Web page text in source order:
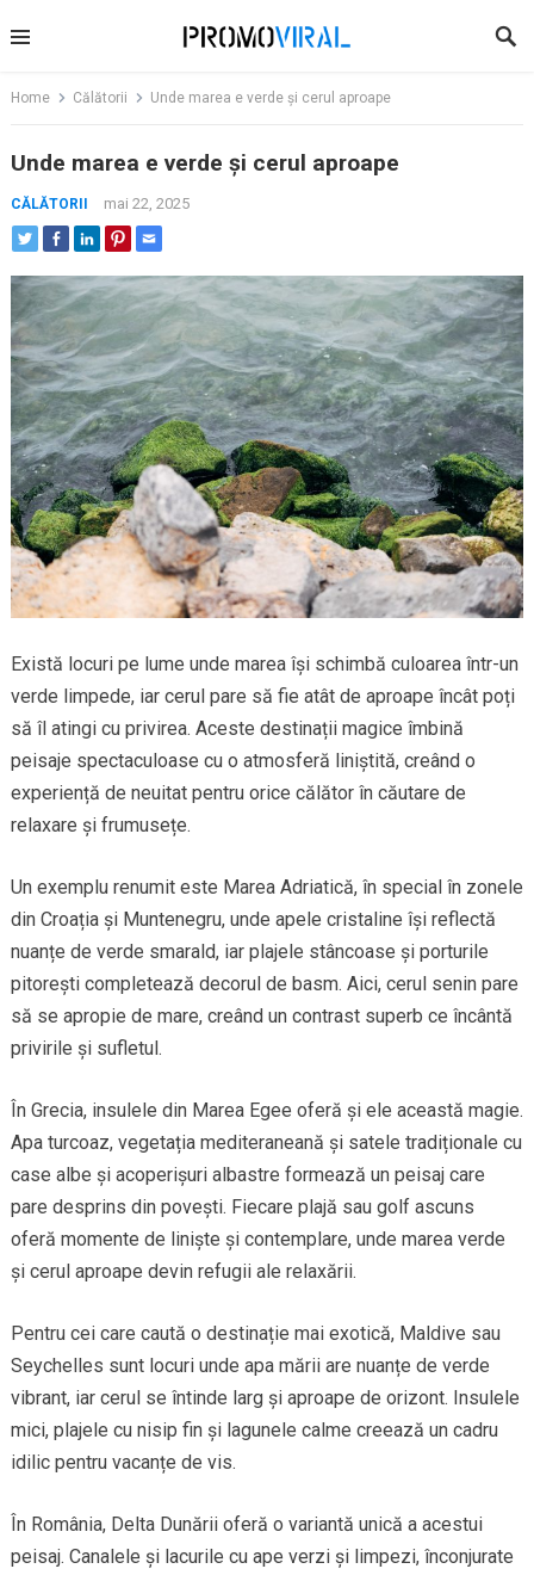
to
Home Călătorii Unde marea e verde și cerul aproape
Unde marea e verde și cerul aproape
CĂLĂTORII mai 22, 2025
Există locuri pe lume unde marea își schimbă culoarea într-un
verde limpede, iar cerul pare să fie atât de aproape încât poți
să îl atingi cu privirea. Aceste destinații magice îmbină
peisaje spectaculoase cu o atmosferă liniștită, creând o
experiență de neuitat pentru orice călător în căutare de
relaxare și frumusețe.
Un exemplu renumit este Marea Adriatică, în special în zonele
din Croația și Muntenegru, unde apele cristaline își reflectă
nuanțe de verde smarald, iar plajele stâncoase și porturile
pitorești completează decorul de basm. Aici, cerul senin pare
să se apropie de mare, creând un contrast superb ce încântă
privirile și sufletul.
În Grecia, insulele din Marea Egee oferă și ele această magie.
Apa turcoaz, vegetația mediteraneană și satele tradiționale cu
case albe și acoperișuri albastre formează un peisaj care
pare desprins din povești. Fiecare plajă sau golf ascuns
oferă momente de liniște și contemplare, unde marea verde
și cerul aproape devin refugii ale relaxării.
Pentru cei care caută o destinație mai exotică, Maldive sau
Seychelles sunt locuri unde apa mării are nuanțe de verde
vibrant, iar cerul se întinde larg și aproape de orizont. Insulele
mici, plajele cu nisip fin și lagunele calme creează un cadru
idilic pentru vacanțe de vis.
În România, Delta Dunării oferă o variantă unică a acestui
peisaj. Canalele și lacurile cu ape verzi și limpezi, înconjurate